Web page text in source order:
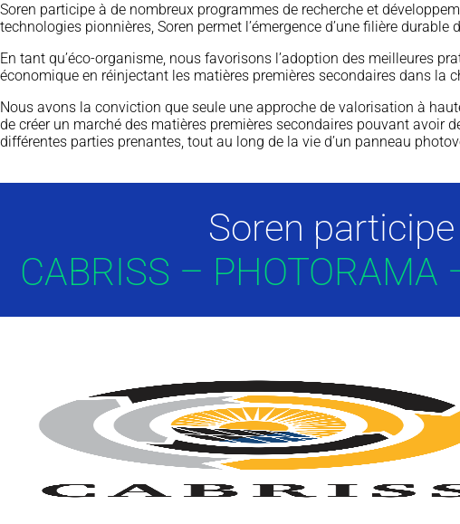
Soren participe à de nombreux programmes de recherche et
technologies pionnières, Soren permet l’émergence d’une filière
En tant qu’éco-organisme, nous favorisons l’adoption des meilleures
économique en réinjectant les matières premières secondaires dans la
Nous avons la conviction que seule une approche de valorisation à
de créer un marché des matières premières secondaires pouvant avoir
différentes parties prenantes, tout au long de la vie d’un panneau
Soren
CABRISS – PHOTORAMA